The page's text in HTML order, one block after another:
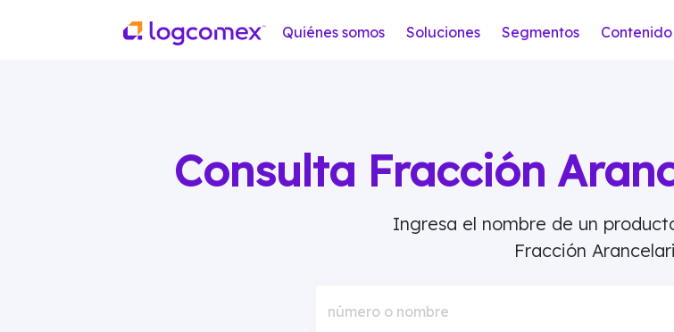
Quiénes somos Soluciones Segmentos Contenido
Consulta Fracción
Ingresa el nombre de un
Fracción
número o nombre